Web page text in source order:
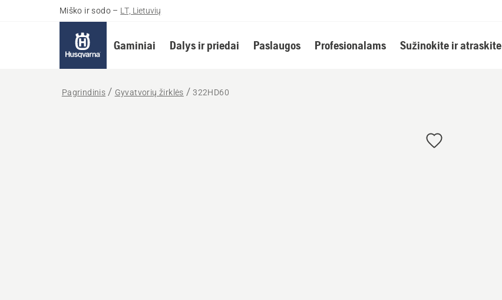
Miško ir sodo – LT, Lietuvių
Gaminiai Dalys ir priedai Paslaugos Profesionalams Sužinokite ir atraskite
Pagrindinis Gyvatvorių žirklės 322HD60